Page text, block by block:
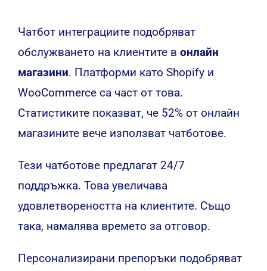
Чатбот интеграциите подобряват
обслужването на клиентите в онлайн
магазини. Платформи като Shopify и
WooCommerce са част от това.
Статистиките показват, че 52% от онлайн
магазините вече използват чатботове.
Тези чатботове предлагат 24/7
поддръжка. Това увеличава
удовлетвореността на клиентите. Също
така, намалява времето за отговор.
Персонализирани препоръки подобряват